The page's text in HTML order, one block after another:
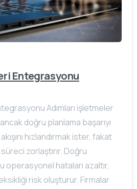
Entegrasyonu
Adımları işletmeler
doğru planlama başarıyı
hızlandırmak ister, fakat
zorlaştırır. Doğru
hataları azaltır,
risk oluşturur. Firmalar